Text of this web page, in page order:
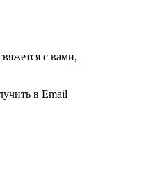
с вами,
в Email